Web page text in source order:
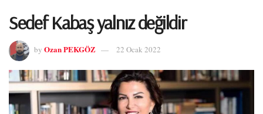
Sedef Kabaş yalnız değildir
by Ozan PEKGÖZ 22 Ocak 2022